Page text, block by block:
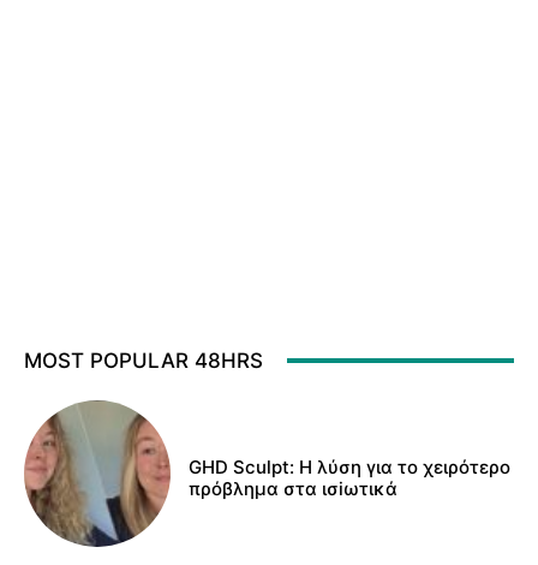
MOST POPULAR 48HRS
GHD Sculpt: Η λύση για το χειρότερο
πρόβλημα στα ισiωτικά